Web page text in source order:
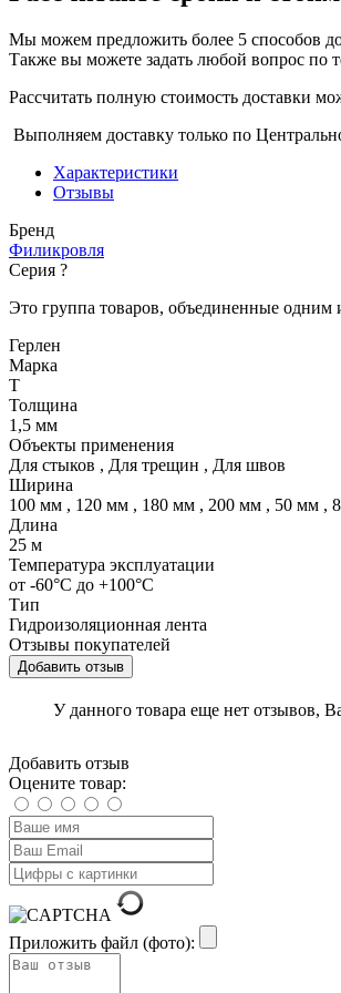
Мы можем предложить более 5 способов
Также вы можете задать любой вопрос по
Рассчитать полную стоимость доставки
Выполняем доставку только по
Характеристики
Отзывы
Бренд
Филикровля
Серия ?
Это группа товаров, объединенные одним
Герлен
Марка
Т
Толщина
1,5 мм
Объекты применения
Для стыков , Для трещин , Для швов
Ширина
100 мм , 120 мм , 180 мм , 200 мм , 50 мм ,
Длина
25 м
Температура эксплуатации
от -60°C до +100°C
Тип
Гидроизоляционная лента
Отзывы покупателей
Добавить отзыв
У данного товара еще нет отзывов,
Добавить отзыв
Оцените товар:
Приложить файл (фото):